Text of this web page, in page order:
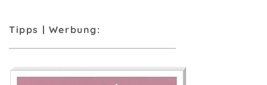
Tipps | Werbung: